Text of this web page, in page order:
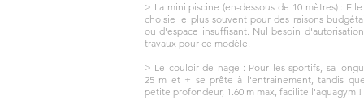
> La mini piscine (en-dessous de 10 mètres) :
choisie le plus souvent pour des raisons
ou d'espace insuffisant. Nul besoin
travaux pour ce modèle.
> Le couloir de nage : Pour les sportifs, sa
25 m et + se prête à l'entrainement, tandis
petite profondeur, 1.60 m max, facilite l'aquagym !